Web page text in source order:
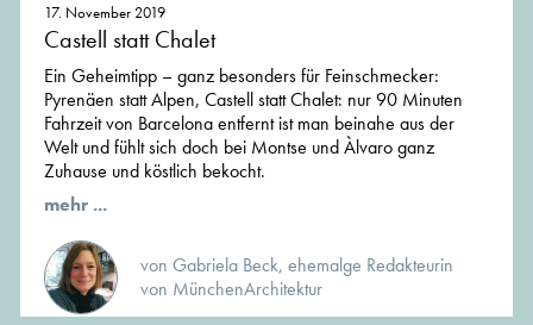
17. November 2019
Castell statt Chalet
Ein Geheimtipp – ganz besonders für Feinschmecker:
Pyrenäen statt Alpen, Castell statt Chalet: nur 90 Minuten
Fahrzeit von Barcelona entfernt ist man beinahe aus der
Welt und fühlt sich doch bei Montse und Àlvaro ganz
Zuhause und köstlich bekocht.
mehr ...
von Gabriela Beck, ehemalge Redakteurin
von MünchenArchitektur